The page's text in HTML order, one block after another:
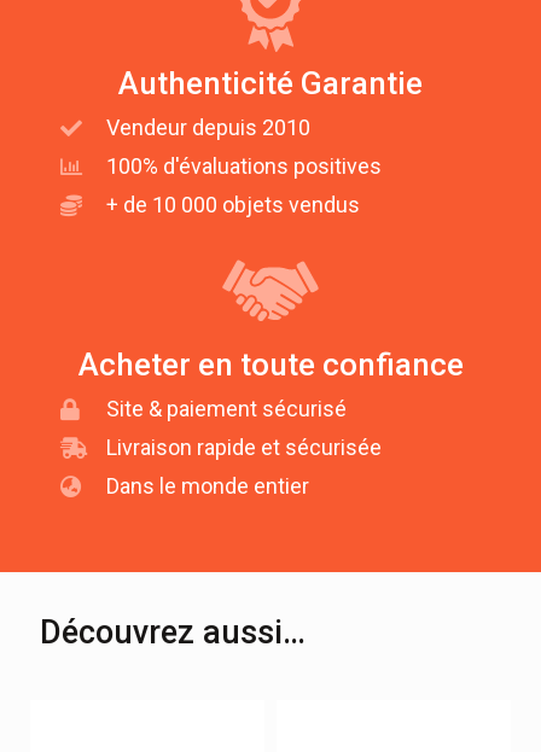
Authenticité Garantie
Vendeur depuis 2010
100% d'évaluations positives
+ de 10 000 objets vendus
Acheter en toute confiance
Site & paiement sécurisé
Livraison rapide et sécurisée
Dans le monde entier
Découvrez aussi…